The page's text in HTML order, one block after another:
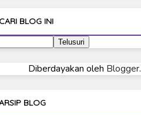
Ultraman Ginga
Ultraman Ginga S
Ultraman Neos
Ultraman Orb Origin Saga
CARI BLOG INI
Diberdayakan oleh Blogger.
BLOG